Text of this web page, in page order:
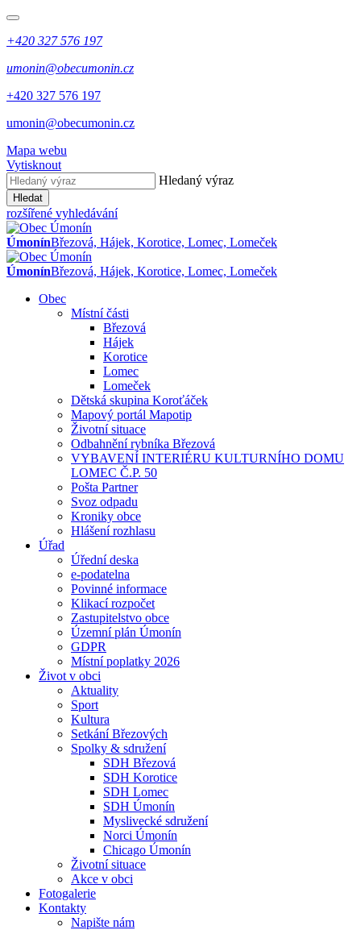
+420 327 576 197
umonin@obecumonin.cz
+420 327 576 197
umonin@obecumonin.cz
Mapa webu
Vytisknout
Hledaný výraz
Hledat
rozšířené vyhledávání
ÚmonínBřezová, Hájek, Korotice, Lomec, Lomeček
ÚmonínBřezová, Hájek, Korotice, Lomec, Lomeček
Obec
Místní části
Březová
Hájek
Korotice
Lomec
Lomeček
Dětská skupina Koroťáček
Mapový portál Mapotip
Životní situace
Odbahnění rybníka Březová
VYBAVENÍ INTERIÉRU KULTURNÍHO DOMU
LOMEC Č.P. 50
Pošta Partner
Svoz odpadu
Kroniky obce
Hlášení rozhlasu
Úřad
Úřední deska
e-podatelna
Povinné informace
Klikací rozpočet
Zastupitelstvo obce
Územní plán Úmonín
GDPR
Místní poplatky 2026
Život v obci
Aktuality
Sport
Kultura
Setkání Březových
Spolky & sdružení
SDH Březová
SDH Korotice
SDH Lomec
SDH Úmonín
Myslivecké sdružení
Norci Úmonín
Chicago Úmonín
Životní situace
Akce v obci
Fotogalerie
Kontakty
Napište nám